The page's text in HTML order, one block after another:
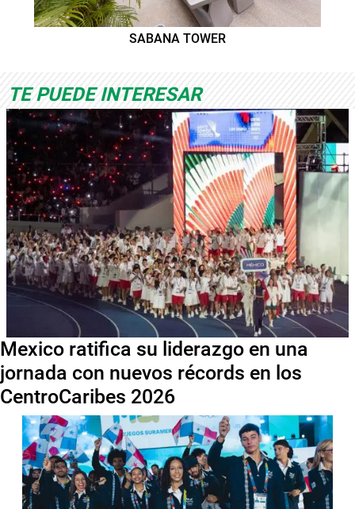
SABANA TOWER
TE PUEDE INTERESAR
Mexico ratifica su liderazgo en una
jornada con nuevos récords en los
CentroCaribes 2026